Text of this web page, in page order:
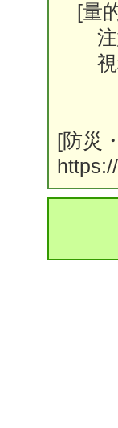
[量
注意
視程
[防災